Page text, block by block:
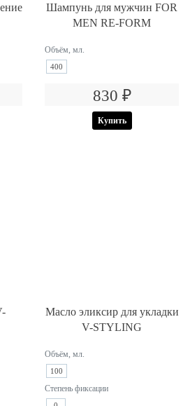
Шампунь для мужчин FOR
MEN RE-FORM
Объём, мл.
400
830 ₽
Купить
Масло эликсир для укладки
V-STYLING
Объём, мл.
100
Степень фиксации